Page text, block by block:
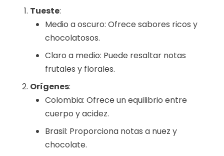
Tueste:
Medio a oscuro: Ofrece sabores ricos y
chocolatosos.
Claro a medio: Puede resaltar notas
frutales y florales.
Orígenes:
Colombia: Ofrece un equilibrio entre
cuerpo y acidez.
Brasil: Proporciona notas a nuez y
chocolate.